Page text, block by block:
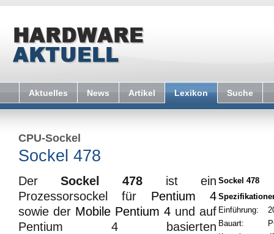
Aktuelles News Artikel Lexikon Suche
CPU-Sockel
Sockel 478
Sockel 478
Einführung:
Bauart:
DerSockel 478 ist ein
Prozessorsockel für Pentium 4
sowie der Mobile Pentium 4 und auf
Pentium 4 basierten